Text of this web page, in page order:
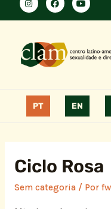
PT EN
Ciclo Rosa
Sem categoria/ Por